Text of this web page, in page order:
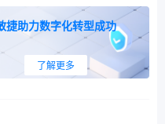
捷助力数字化转型成功
了解更多